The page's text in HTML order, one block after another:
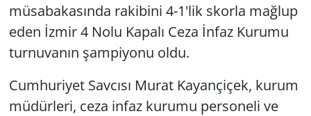
müsabakasında rakibini 4-1'lik skorla mağlup
eden İzmir 4 Nolu Kapalı Ceza İnfaz Kurumu
turnuvanın şampiyonu oldu.
Cumhuriyet Savcısı Murat Kayançiçek, kurum
müdürleri, ceza infaz kurumu personeli ve